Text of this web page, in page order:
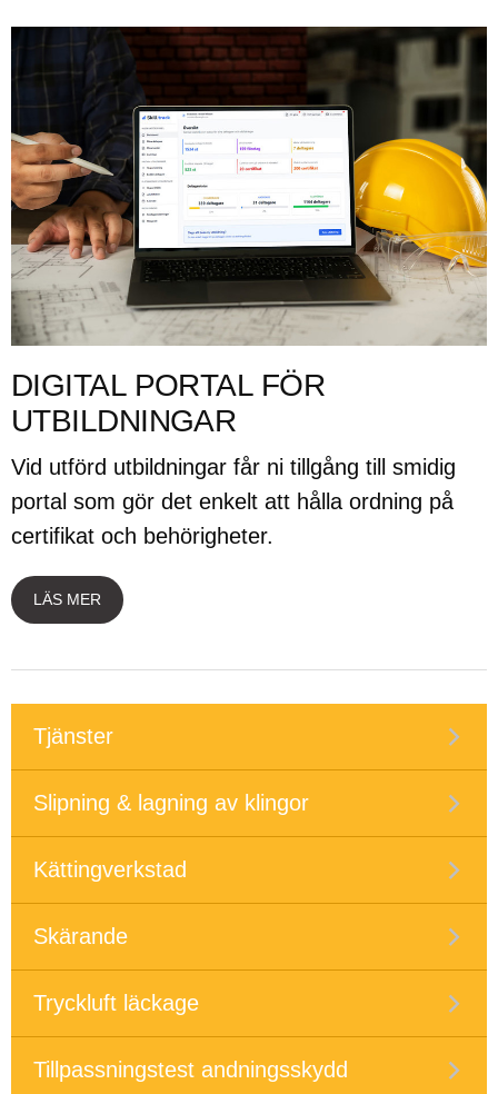
DIGITAL PORTAL FÖR
UTBILDNINGAR
Vid utförd utbildningar får ni tillgång till smidig
portal som gör det enkelt att hålla ordning på
certifikat och behörigheter.
LÄS MER
Tjänster
Slipning & lagning av klingor
Kättingverkstad
Skärande
Tryckluft läckage
Tillpassningstest andningsskydd